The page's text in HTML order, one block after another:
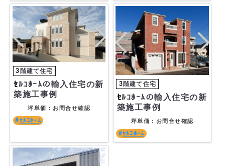
ｾﾙｺﾎｰﾑの輸入住宅の新
築施工事例
坪単価：お問合せ確認
ｾﾙｺﾎｰﾑ
ｾﾙｺﾎｰﾑの輸入住宅の新
築施工事例
坪単価：お問合せ確認
ｾﾙｺﾎｰﾑ